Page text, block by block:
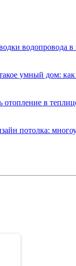
водопровода в
умный дом:
отопление в
потолка: